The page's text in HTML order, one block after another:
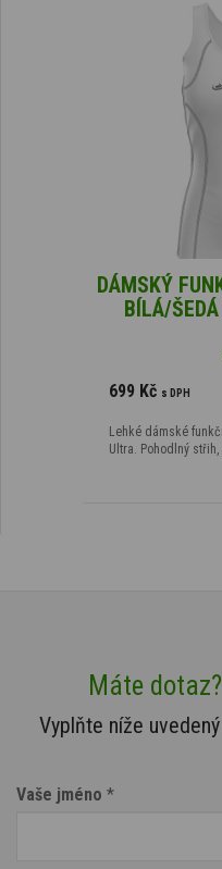
DÁMSKÝ
BÍLÁ/
699 Kč s DPH
Lehké dámské
Ultra. Pohodlný
Máte
Vyplňte níže
Vaše jméno *